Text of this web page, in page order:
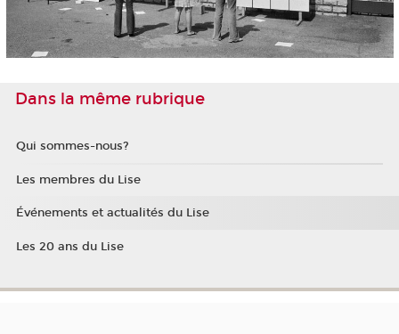
Dans la même rubrique
Qui sommes-nous?
Les membres du Lise
Événements et actualités du Lise
Les 20 ans du Lise